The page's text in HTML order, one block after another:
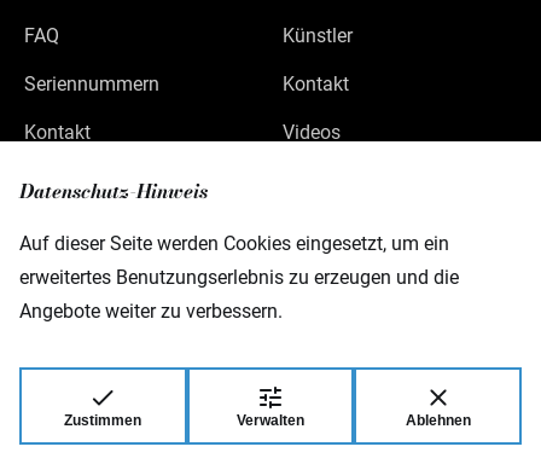
Datenschutz-Hinweis
Auf dieser Seite werden Cookies eingesetzt, um ein
erweitertes Benutzungserlebnis zu erzeugen und die
Angebote weiter zu verbessern.
Zustimmen Verwalten Ablehnen
FAQ
Seriennummern
Kontakt
Künstler
Kontakt
Videos
Gewerbepark 46
D-08258 Markneukirchen
© 2026 Warwick GmbH & Co Music Equipment
KG.